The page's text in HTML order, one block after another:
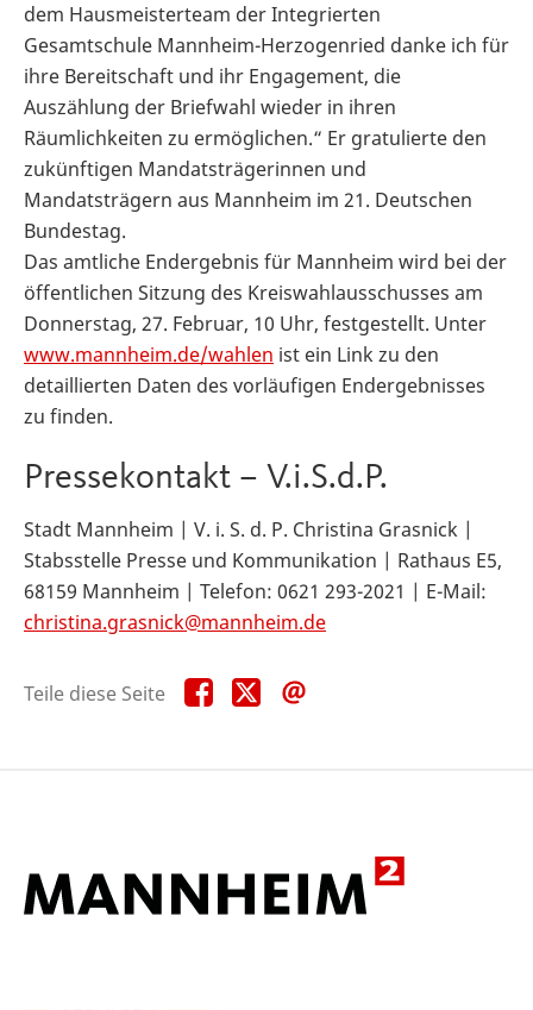
dem Hausmeisterteam der Integrierten
Gesamtschule Mannheim-Herzogenried danke ich für
ihre Bereitschaft und ihr Engagement, die
Auszählung der Briefwahl wieder in ihren
Räumlichkeiten zu ermöglichen.“ Er gratulierte den
zukünftigen Mandatsträgerinnen und
Mandatsträgern aus Mannheim im 21. Deutschen
Bundestag.
Das amtliche Endergebnis für Mannheim wird bei der
öffentlichen Sitzung des Kreiswahlausschusses am
Donnerstag, 27. Februar, 10 Uhr, festgestellt. Unter
www.mannheim.de/wahlen ist ein Link zu den
detaillierten Daten des vorläufigen Endergebnisses
zu finden.
Pressekontakt – V.i.S.d.P.
Stadt Mannheim | V. i. S. d. P. Christina Grasnick |
Stabsstelle Presse und Kommunikation | Rathaus E5,
68159 Mannheim | Telefon: 0621 293-2021 | E-Mail:
christina.grasnick@mannheim.de
Teile diese Seite Teile
diese
Teile
diese